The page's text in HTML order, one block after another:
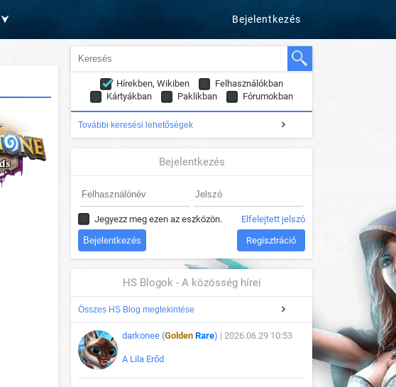
Bejelentkezés
Hírekben, Wikiben
Felhasználókban
Kártyákban
Paklikban Fórumokban
További keresési lehetőségek
Bejelentkezés
Jegyezz meg ezen az eszközön. Elfelejtett jelszó
Regisztráció
HS Blogok - A közösség hírei
Összes HS Blog megtekintése
darkonee (Golden Rare) | 2026.06.29 10:53
A Lila Erőd